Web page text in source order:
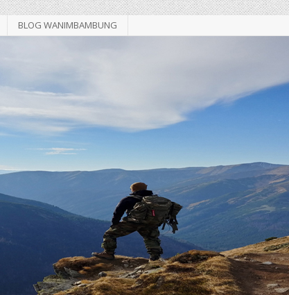
BLOG WANIMBAMBUNG